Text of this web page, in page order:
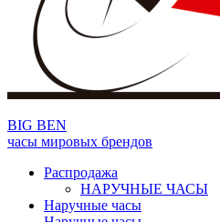
BIG BEN
часы мировых брендов
Распродажа
НАРУЧНЫЕ ЧАСЫ
Наручные часы